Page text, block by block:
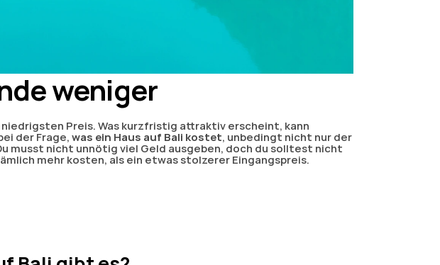
weniger
Preis. Was kurzfristig attraktiv erscheint, kann
der Frage, was ein Haus auf Bali kostet, unbedingt nicht nur der
musst nicht unnötig viel Geld ausgeben, doch du solltest nicht
mehr kosten, als ein etwas stolzerer Eingangspreis.